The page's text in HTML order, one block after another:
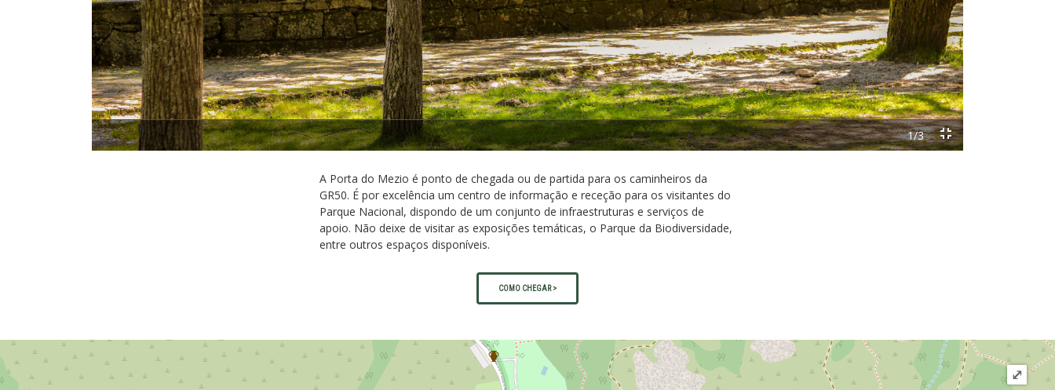
1/3
A Porta do Mezio é ponto de chegada ou de partida para os caminheiros da
GR50. É por excelência um centro de informação e receção para os visitantes do
Parque Nacional, dispondo de um conjunto de infraestruturas e serviços de
apoio. Não deixe de visitar as exposições temáticas, o Parque da Biodiversidade,
entre outros espaços disponíveis.
COMO CHEGAR >
⤢